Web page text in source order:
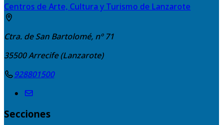
Centros de Arte, Cultura y Turismo de Lanzarote
Ctra. de San Bartolomé, nº 71
35500Arrecife (Lanzarote)
928801500
Secciones